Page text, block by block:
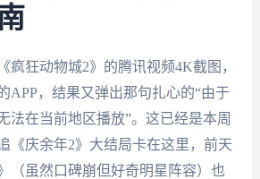
疯狂动物城2》的腾讯视频4K截图，
APP，结果又弹出那句扎心的“由于
法在当前地区播放”。这已经是本周
庆余年2》大结局卡在这里，前天
（虽然口碑崩但好奇明星阵容）也